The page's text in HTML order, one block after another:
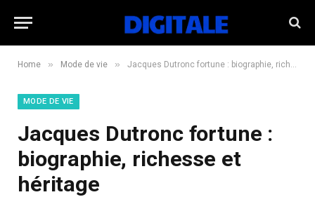
Home » Mode de vie » Jacques Dutronc fortune : biographie, richesse et héritage
MODE DE VIE
Jacques Dutronc fortune :
biographie, richesse et
héritage